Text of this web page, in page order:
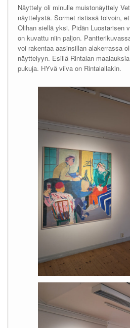
Näyttely oli minulle muistonäyttely
näyttelystä. Sormet ristissä toivoin,
Olihan siellä yksi. Pidän Luostarisen
on kuvattu niin paljon.
voi rakentaa aasinsillan alakerrassa
näyttelyyn. Esillä Rintalan
pukuja. HYvä viiva on Rintalallakin.